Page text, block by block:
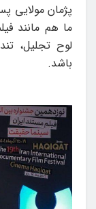
پژمان مولایی
ما هم مانند
لوح تجلیل،
باشد.